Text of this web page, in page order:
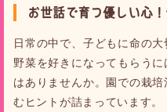
お世話で育つ優しい心
日常の中で、子どもに命の
野菜を好きになってもらう
はありませんか。園での栽
むヒントが詰まっています。